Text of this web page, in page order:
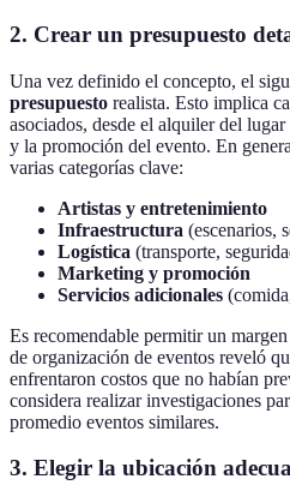
2. Crear un presupuesto
Una vez definido el concepto, el
presupuesto realista. Esto implica
asociados, desde el alquiler del
y la promoción del evento. En
varias categorías clave:
Artistas y entretenimiento
Infraestructura (escenarios,
Logística (transporte,
Marketing y promoción
Servicios adicionales
Es recomendable permitir un
de organización de eventos reveló
enfrentaron costos que no habían
considera realizar investigaciones
promedio eventos similares.
3. Elegir la ubicación